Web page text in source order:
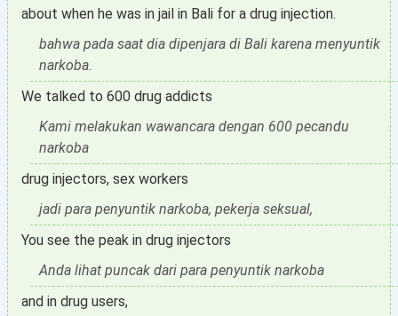
about when he was in jail in Bali for a drug injection.
bahwa pada saat dia dipenjara di Bali karena menyuntik
narkoba.
We talked to 600 drug addicts
Kami melakukan wawancara dengan 600 pecandu
narkoba
drug injectors, sex workers
jadi para penyuntik narkoba, pekerja seksual,
You see the peak in drug injectors
Anda lihat puncak dari para penyuntik narkoba
and in drug users,